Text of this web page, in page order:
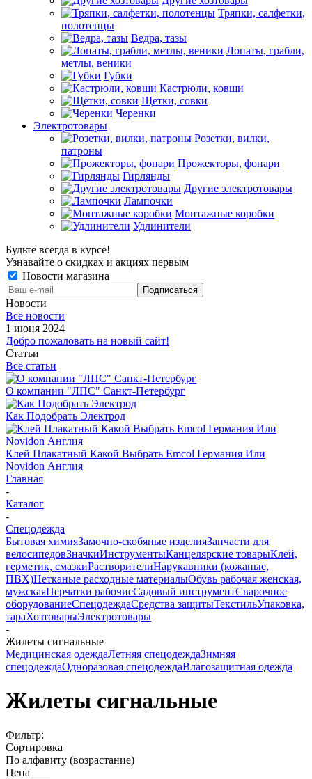
Тряпки, салфетки,
полотенцы
Ведра, тазы
Лопаты, грабли,
метлы, веники
Губки
Кастрюли, ковши
Щетки, совки
Черенки
Электротовары
Розетки, вилки,
патроны
Прожекторы, фонари
Гирлянды
Другие электротовары
Лампочки
Монтажные коробки
Удлинители
Будьте всегда в курсе!
Узнавайте о скидках и акциях первым
Новости магазина
Новости
Все новости
1 июня 2024
Добро пожаловать на новый сайт!
Статьи
Все статьи
О компании "ЛПС" Санкт-Петербург
Как Подобрать Электрод
Клей Плакатный Какой Выбрать Emcol Германия Или
Novidon Англия
Главная
-
Каталог
-
Спецодежда
Бытовая химияЗамочно-скобяные изделияЗапчасти для
велосипедовЗначкиИнструментыКанцелярские товарыКлей,
герметик, смазкиРастворителиНарукавники (кожаные,
ПВХ)Нетканые расходные материалыОбувь рабочая женская,
мужскаяПерчатки рабочиеСадовый инструментСварочное
оборудованиеСпецодеждаСредства защитыТекстильУпаковка,
тараХозтоварыЭлектротовары
-
Жилеты сигнальные
Медицинская одеждаЛетняя спецодеждаЗимняя
спецодеждаОдноразовая спецодеждаВлагозащитная одежда
Жилеты сигнальные
Фильтр:
Сортировка
По алфавиту (возрастание)
Цена